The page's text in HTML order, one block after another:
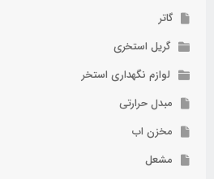
گاتر
گریل استخری
لوازم نگهداری استخر
مبدل حرارتی
مخزن اب
مشعل